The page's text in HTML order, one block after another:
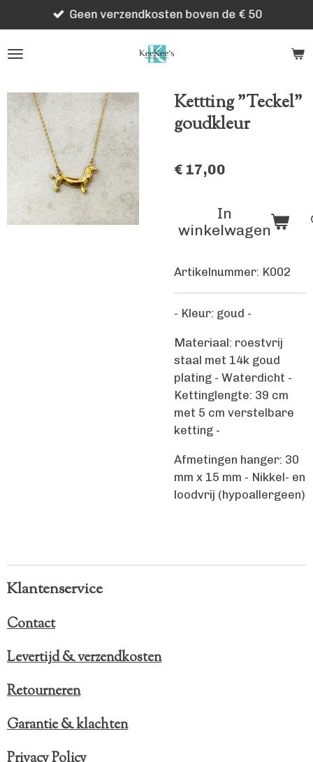
direct
naar
Geen verzendkosten boven de € 50
Kettting "Teckel"
goudkleur
€ 17,00
In
winkelwagen
Artikelnummer: K002
- Kleur: goud -
Materiaal: roestvrij
staal met 14k goud
plating - Waterdicht -
Kettinglengte: 39 cm
met 5 cm verstelbare
ketting -
Afmetingen hanger: 30
mm x 15 mm - Nikkel- en
loodvrij (hypoallergeen)
Klantenservice
Contact
Levertijd & verzendkosten
Retourneren
Garantie & klachten